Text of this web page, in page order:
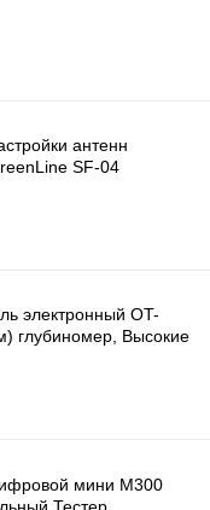
антенн
SF-04
спутникового
электронный OT-
глубиномер, Высокие
мини M300